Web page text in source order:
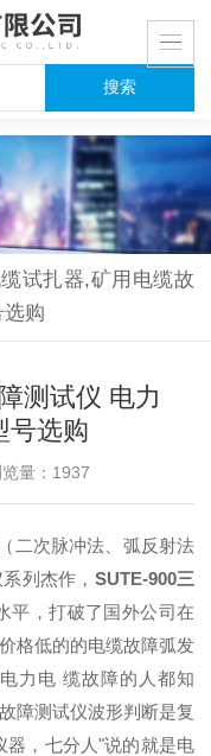
试扎器,矿用电缆故
购
测试仪 电力
号选购
量：1937
（二次脉冲法、弧反射法
列杰作， SUTE-900三
平，打破了国外公司在
格低的的电缆故障弧发
力电 缆故障的人都知
障测试仪波形判断是复
器，七分人"说的就是电